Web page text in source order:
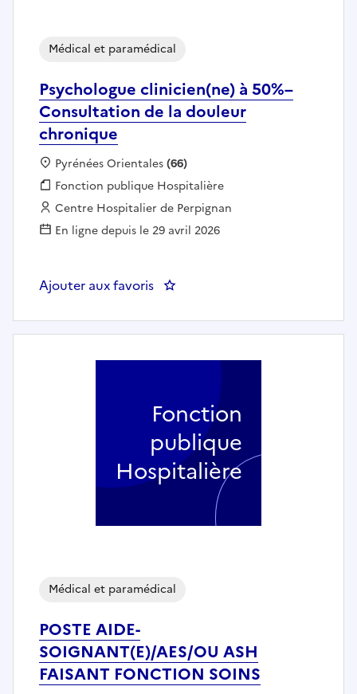
Psychologue clinicien(ne) à 50%–
Consultation de la douleur
chronique
Médical et paramédical
Localisation :
Pyrénées Orientales(66)
Fonction publique :
Fonction publique Hospitalière
Employeur :
Centre Hospitalier de Perpignan
En ligne depuis le 29 avril 2026
Ajouter aux favoris : Psychologue clinicien(ne) à
POSTE AIDE-
SOIGNANT(E)/AES/OU ASH
FAISANT FONCTION SOINS
Médical et paramédical
Fonction
publique
Hospitalière